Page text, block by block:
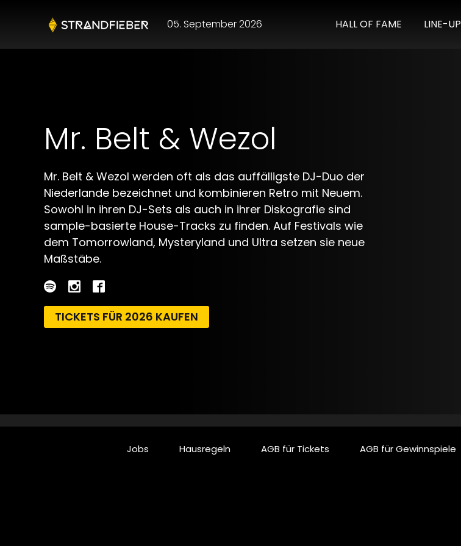
05. September 2026 HALL OF FAME LINE-UP
Mr. Belt & Wezol
Mr. Belt & Wezol werden oft als das auffälligste DJ-Duo der
Niederlande bezeichnet und kombinieren Retro mit Neuem.
Sowohl in ihren DJ-Sets als auch in ihrer Diskografie sind
sample-basierte House-Tracks zu finden. Auf Festivals wie
dem Tomorrowland, Mysteryland und Ultra setzen sie neue
Maßstäbe.
TICKETS FÜR 2026 KAUFEN
Jobs Hausregeln AGB für Tickets AGB für Gewinnspiele